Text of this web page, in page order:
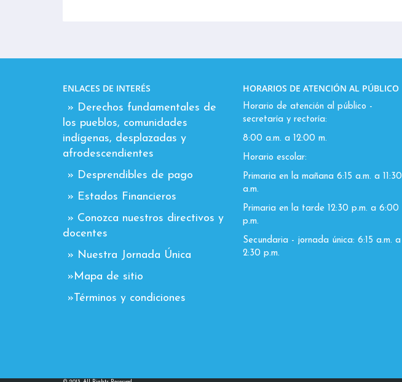
ENLACES DE INTERÉS
» Derechos fundamentales de
los pueblos, comunidades
indígenas, desplazadas y
afrodescendientes
» Desprendibles de pago
» Estados Financieros
» Conozca nuestros directivos y
docentes
» Nuestra Jornada Única
»Mapa de sitio
»Términos y condiciones
HORARIOS DE ATENCIÓN AL PÚBLICO
Horario de atención al público -
secretaría y rectoría:
8:00 a.m. a 12:00 m.
Horario escolar:
Primaria en la mañana 6:15 a.m. a 11:30
a.m.
Primaria en la tarde 12:30 p.m. a 6:00
p.m.
Secundaria - jornada única: 6:15 a.m. a
2:30 p.m.